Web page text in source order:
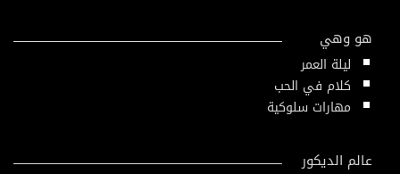
هو وهي
ليلة العمر
كلام في الحب
مهارات سلوكية
عالم الديكور